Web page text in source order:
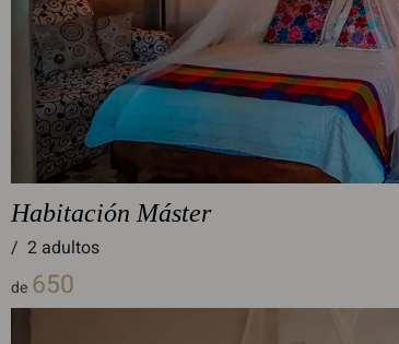
Habitación Máster
/ 2 adultos
de 650